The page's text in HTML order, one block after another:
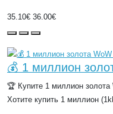
35.10€ 36.00€
💰 1 миллион
🏆 Купите 1 миллион
Хотите купить 1 миллион